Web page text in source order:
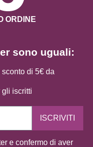
sono uguali:
di 5€ da
gli iscritti
ISCRIVITI
e confermo di aver
ORDINE